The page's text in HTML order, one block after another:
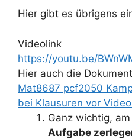
Hier gibt es übrigens
Videolink
https://youtu.be/
Hier auch die
Mat8687 pcf2050
bei Klausuren vor
Ganz wichtig,
Aufgabe